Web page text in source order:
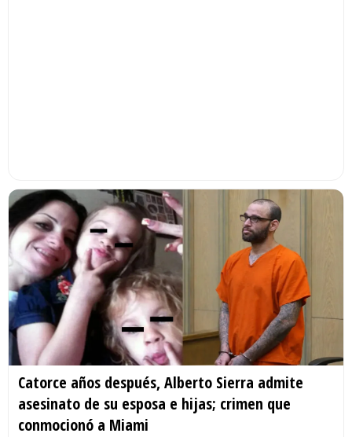
Catorce años después, Alberto Sierra admite
asesinato de su esposa e hijas; crimen que
conmocionó a Miami